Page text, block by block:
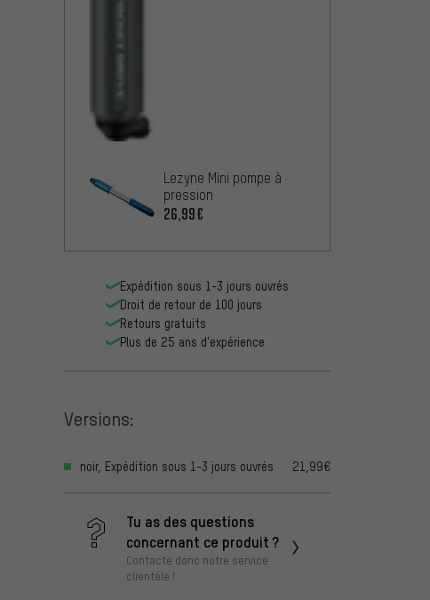
Lezyne Mini pompe à
pression
26,99€
Expédition sous 1-3 jours ouvrés
Droit de retour de 100 jours
Retours gratuits
Plus de 25 ans d'expérience
Versions:
noir, Expédition sous 1-3 jours ouvrés 21,99€
Tu as des questions
concernant ce produit ?
Contacte donc notre service
clientèle !